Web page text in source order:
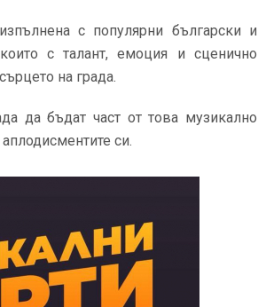
с популярни български и
с талант, емоция и сценично
на града.
да бъдат част от това музикално
си.